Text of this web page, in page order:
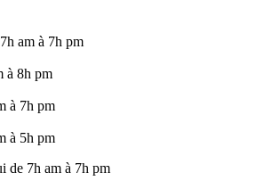
am à 7h pm
à 8h pm
à 7h pm
à 5h pm
de 7h am à 7h pm